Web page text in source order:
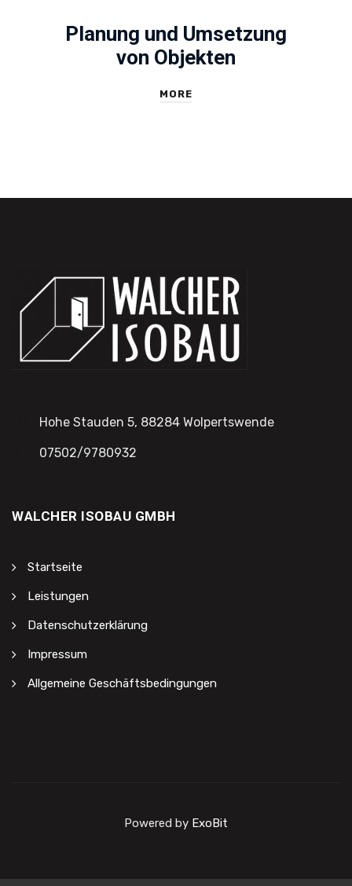
Planung und Umsetzung
von Objekten
MORE
Hohe Stauden 5, 88284 Wolpertswende
07502/9780932
WALCHER ISOBAU GMBH
Startseite
Leistungen
Datenschutzerklärung
Impressum
Allgemeine Geschäftsbedingungen
Powered by ExoBit